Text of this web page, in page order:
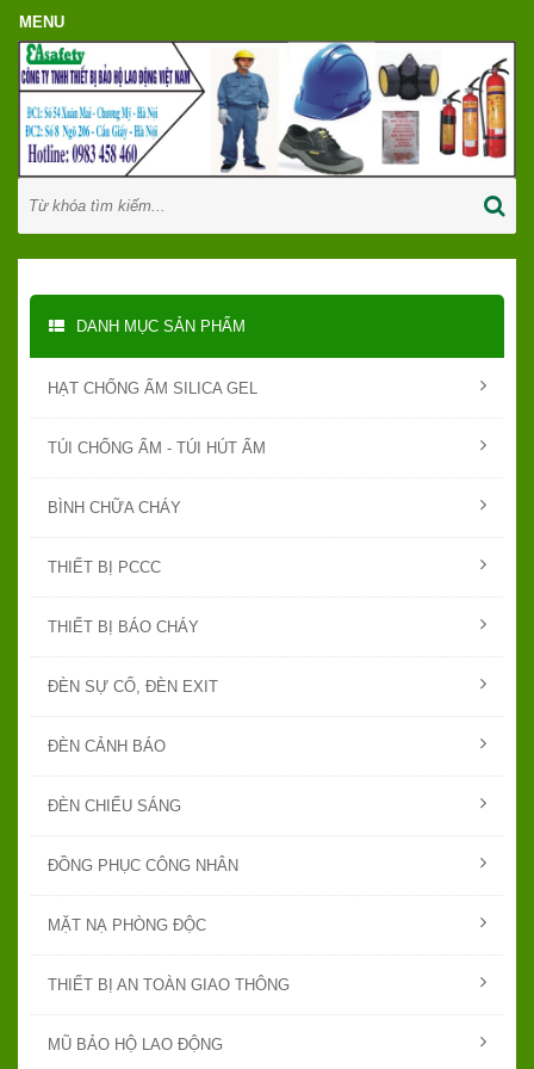
DANH MỤC SẢN PHẨM
HẠT CHỐNG ẨM SILICA GEL
TÚI CHỐNG ẨM - TÚI HÚT ẨM
BÌNH CHỮA CHÁY
THIẾT BỊ PCCC
THIẾT BỊ BÁO CHÁY
ĐÈN SỰ CỐ, ĐÈN EXIT
ĐÈN CẢNH BÁO
ĐÈN CHIẾU SÁNG
ĐỒNG PHỤC CÔNG NHÂN
MẶT NẠ PHÒNG ĐỘC
THIẾT BỊ AN TOÀN GIAO THÔNG
MŨ BẢO HỘ LAO ĐỘNG